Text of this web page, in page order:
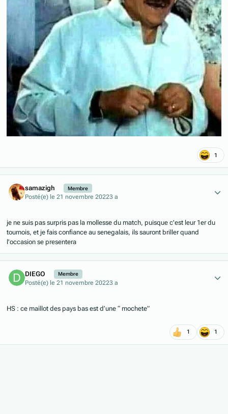
1
samazigh Membre
Posté(e) le 21 novembre 20223 a
je ne suis pas surpris pas la mollesse du match, puisque c'est leur 1er du
tournois, et je fais confiance au senegalais, ils sauront briller quand
l'occasion se presentera
DIEGO Membre
Posté(e) le 21 novembre 20223 a
HS : ce maillot des pays bas est d’une “ mochete”
1 1